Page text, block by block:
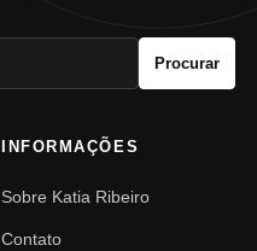
Procurar
INFORMAÇÕES
Sobre Katia Ribeiro
Contato